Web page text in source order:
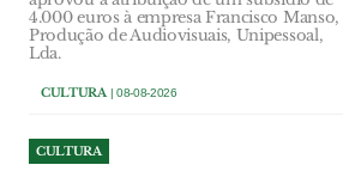
4.000 euros à empresa Francisco Manso,
Produção de Audiovisuais, Unipessoal,
Lda.
CULTURA| 08-08-2026
CULTURA